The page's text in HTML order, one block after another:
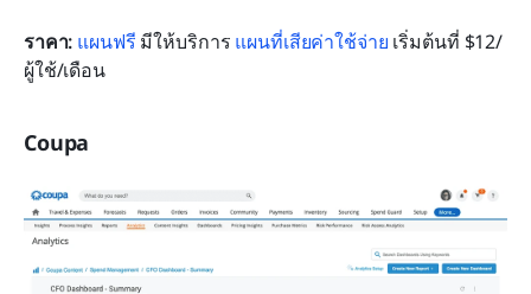
ราคา: แผนฟรี มีให้บริการ แผนที่เสียค่าใช้จ่าย เริ่มต้นที่ $12/
ผู้ใช้/เดือน
Coupa